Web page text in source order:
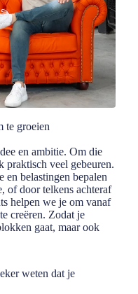
te groeien
en ambitie. Om die
praktisch veel gebeuren.
en belastingen bepalen
of door telkens achteraf
helpen we je om vanaf
creëren. Zodat je
gaat, maar ook
weten dat je